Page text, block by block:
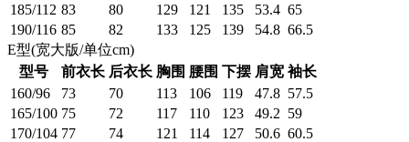
185/112 83 80 129 121 135 53.4 65
190/116 85 82 133 125 139 54.8 66.5
E型(宽大版/单位cm)
型号
前衣长 后衣长 胸围 腰围 下摆 肩宽 袖长
160/96
73 70 113 106 119 47.8 57.5
165/100 75 72 117 110 123 49.2 59
170/104 77 74 121 114 127 50.6 60.5